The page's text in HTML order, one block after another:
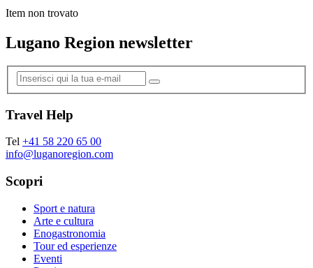
Item non trovato
Lugano Region newsletter
Travel Help
Tel +41 58 220 65 00
info@luganoregion.com
Scopri
Sport e natura
Arte e cultura
Enogastronomia
Tour ed esperienze
Eventi